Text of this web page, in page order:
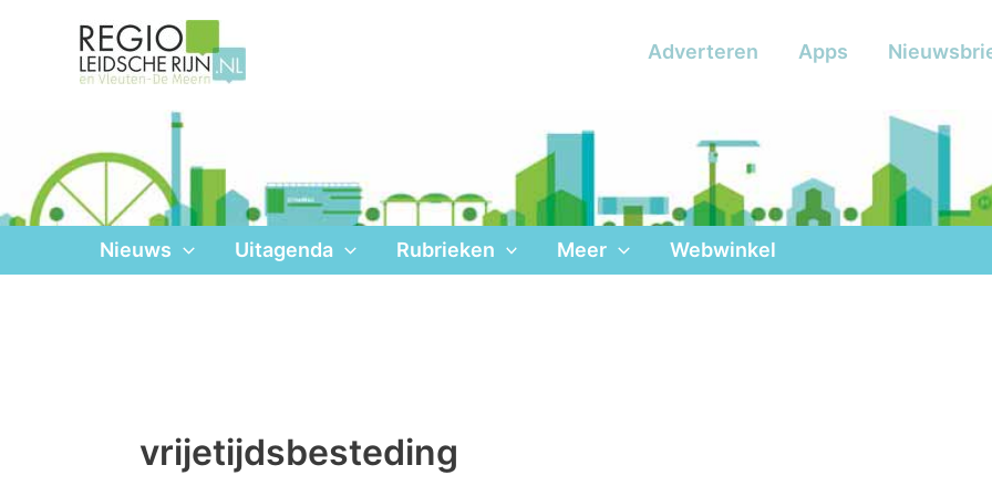
Adverteren Apps
Nieuws Uitagenda Rubrieken Meer Webwinkel
vrijetijdsbesteding